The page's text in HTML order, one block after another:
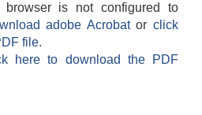
browser is not configured to
adobe Acrobatorclick
file.
here to download the PDF